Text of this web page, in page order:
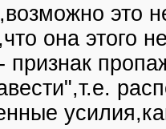
это
она этого
признак